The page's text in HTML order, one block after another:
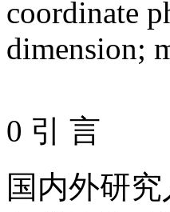
coordinate
dimension;
0 引 言
国内外研